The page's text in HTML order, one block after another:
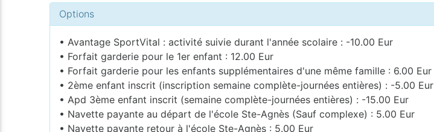
Options
• Avantage SportVital : activité suivie durant l'année scolaire : -10.00 Eur
• Forfait garderie pour le 1er enfant : 12.00 Eur
• Forfait garderie pour les enfants supplémentaires d'une même famille : 6.00 Eur
• 2ème enfant inscrit (inscription semaine complète-journées entières) : -5.00 Eur
• Apd 3ème enfant inscrit (semaine complète-journées entières) : -15.00 Eur
• Navette payante au départ de l'école Ste-Agnès (Sauf complexe) : 5.00 Eur
• Navette payante retour à l'école Ste-Agnès : 5.00 Eur